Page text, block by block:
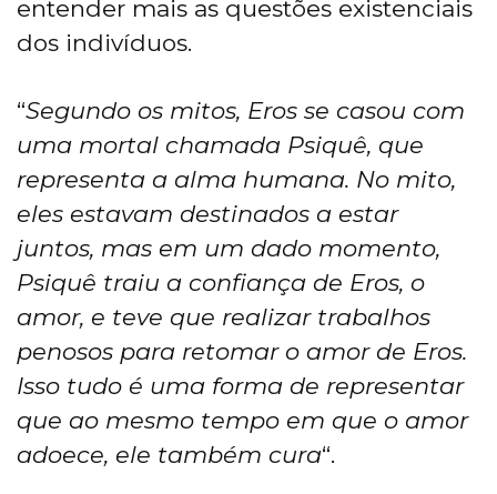
entender mais as questões existenciais
dos indivíduos.
“Segundo os mitos, Eros se casou com
uma mortal chamada Psiquê, que
representa a alma humana. No mito,
eles estavam destinados a estar
juntos, mas em um dado momento,
Psiquê traiu a confiança de Eros, o
amor, e teve que realizar trabalhos
penosos para retomar o amor de Eros.
Isso tudo é uma forma de representar
que ao mesmo tempo em que o amor
adoece, ele também cura“.